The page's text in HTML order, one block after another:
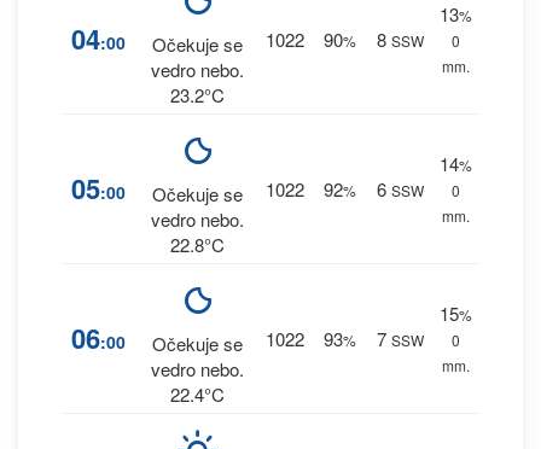
04:00
Očekuje se
vedro nebo.
23.2°C
1022 90% 8 SSW
13%
0
mm.
05:00
Očekuje se
vedro nebo.
22.8°C
1022 92% 6 SSW
14%
0
mm.
06:00
Očekuje se
vedro nebo.
22.4°C
1022 93% 7 SSW
15%
0
mm.